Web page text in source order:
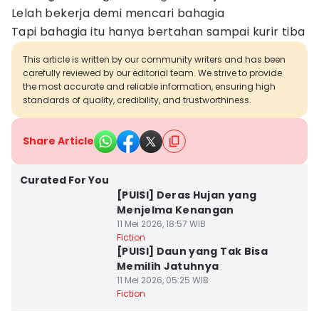
Lelah bekerja demi mencari bahagia
Tapi bahagia itu hanya bertahan sampai kurir tiba
This article is written by our community writers and has been
carefully reviewed by our editorial team. We strive to provide
the most accurate and reliable information, ensuring high
standards of quality, credibility, and trustworthiness.
Share Article
Curated For You
[PUISI] Deras Hujan yang
Menjelma Kenangan
11 Mei 2026, 18:57 WIB
Fiction
[PUISI] Daun yang Tak Bisa
Memilih Jatuhnya
11 Mei 2026, 05:25 WIB
Fiction